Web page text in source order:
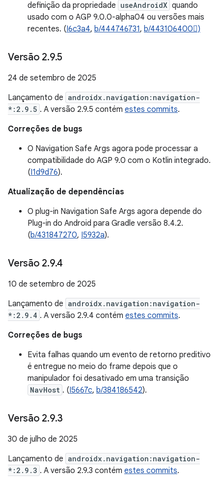
definição da propriedade useAndroidX quando
usado com o AGP 9.0.0-alpha04 ou versões mais
recentes. (I6c3a4, b/444746731, b/443106400)
Versão 2.9.5
24 de setembro de 2025
Lançamento de androidx.navigation:navigation-
*:2.9.5 . A versão 2.9.5 contém estes commits.
Correções de bugs
O Navigation Safe Args agora pode processar a
compatibilidade do AGP 9.0 com o Kotlin integrado.
(I1d9d76).
Atualização de dependências
O plug-in Navigation Safe Args agora depende do
Plug-in do Android para Gradle versão 8.4.2.
(b/431847270, I5932a).
Versão 2.9.4
10 de setembro de 2025
Lançamento de androidx.navigation:navigation-
*:2.9.4 . A versão 2.9.4 contém estes commits.
Correções de bugs
Evita falhas quando um evento de retorno preditivo
é entregue no meio do frame depois que o
manipulador foi desativado em uma transição
NavHost . (I5667c, b/384186542).
Versão 2.9.3
30 de julho de 2025
Lançamento de androidx.navigation:navigation-
*:2.9.3 . A versão 2.9.3 contém estes commits.